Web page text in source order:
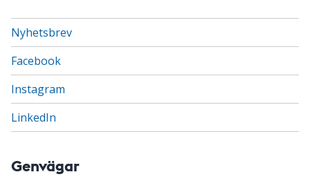
Nyhetsbrev
Facebook
Instagram
LinkedIn
Genvägar